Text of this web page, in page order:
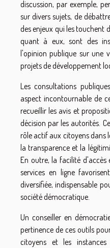
discussion, par exemple,
sur divers sujets, de
des enjeux qui les touchent
quant à eux, sont des
l'opinion publique sur une
projets de développement
Les consultations
aspect incontournable de
recueillir les avis et
décision par les autorités.
rôle actif aux citoyens dans
la transparence et la
En outre, la facilité
services en ligne
diversifiée, indispensable
société démocratique.
Un conseiller en
pertinence de ces outils
citoyens et les